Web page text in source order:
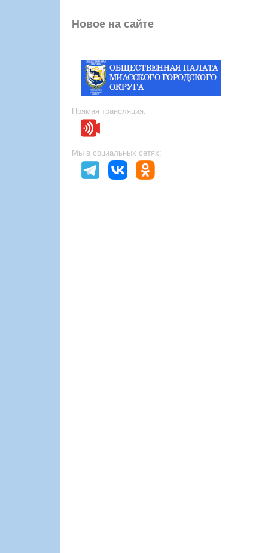
Новое на сайте
Прямая трансляция:
Мы в социальных сетях: